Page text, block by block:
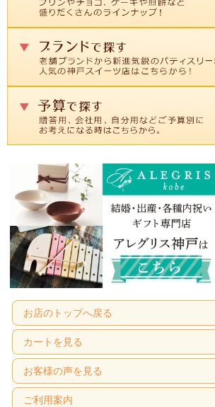
お店のトップへ戻る
カートを見る
お客様の声を見る
ご利用案内